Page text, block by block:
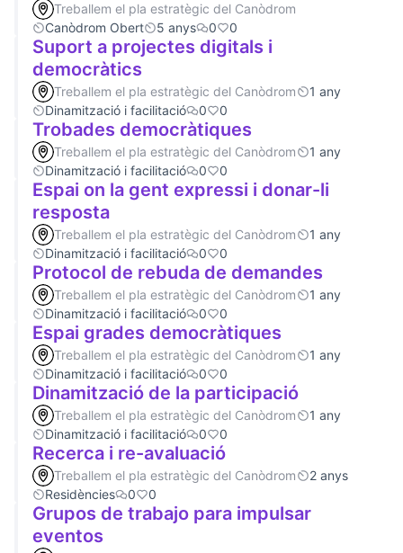
Treballem el pla estratègic del Canòdrom
Canòdrom Obert
5 anys 0 0
Suport a projectes digitals i
democràtics
Treballem el pla estratègic del Canòdrom
1 any
Dinamització i facilitació
0 0
Trobades democràtiques
Treballem el pla estratègic del Canòdrom
1 any
Dinamització i facilitació
0 0
Espai on la gent expressi i donar-li
resposta
Treballem el pla estratègic del Canòdrom
1 any
Dinamització i facilitació
0 0
Protocol de rebuda de demandes
Treballem el pla estratègic del Canòdrom
1 any
Dinamització i facilitació
0 0
Espai grades democràtiques
Treballem el pla estratègic del Canòdrom
1 any
Dinamització i facilitació
0 0
Dinamització de la participació
Treballem el pla estratègic del Canòdrom
1 any
Dinamització i facilitació
0 0
Recerca i re-avaluació
Treballem el pla estratègic del Canòdrom
2 anys
Residències
0 0
Grupos de trabajo para impulsar
eventos